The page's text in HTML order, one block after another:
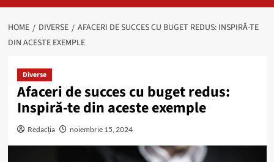
HOME DIVERSE
AFACERI DE SUCCES CU BUGET REDUS: INSPIRĂ-TE
DIN ACESTE EXEMPLE
Diverse
Afaceri de succes cu buget redus:
Inspiră-te din aceste exemple
Redacția noiembrie 15, 2024